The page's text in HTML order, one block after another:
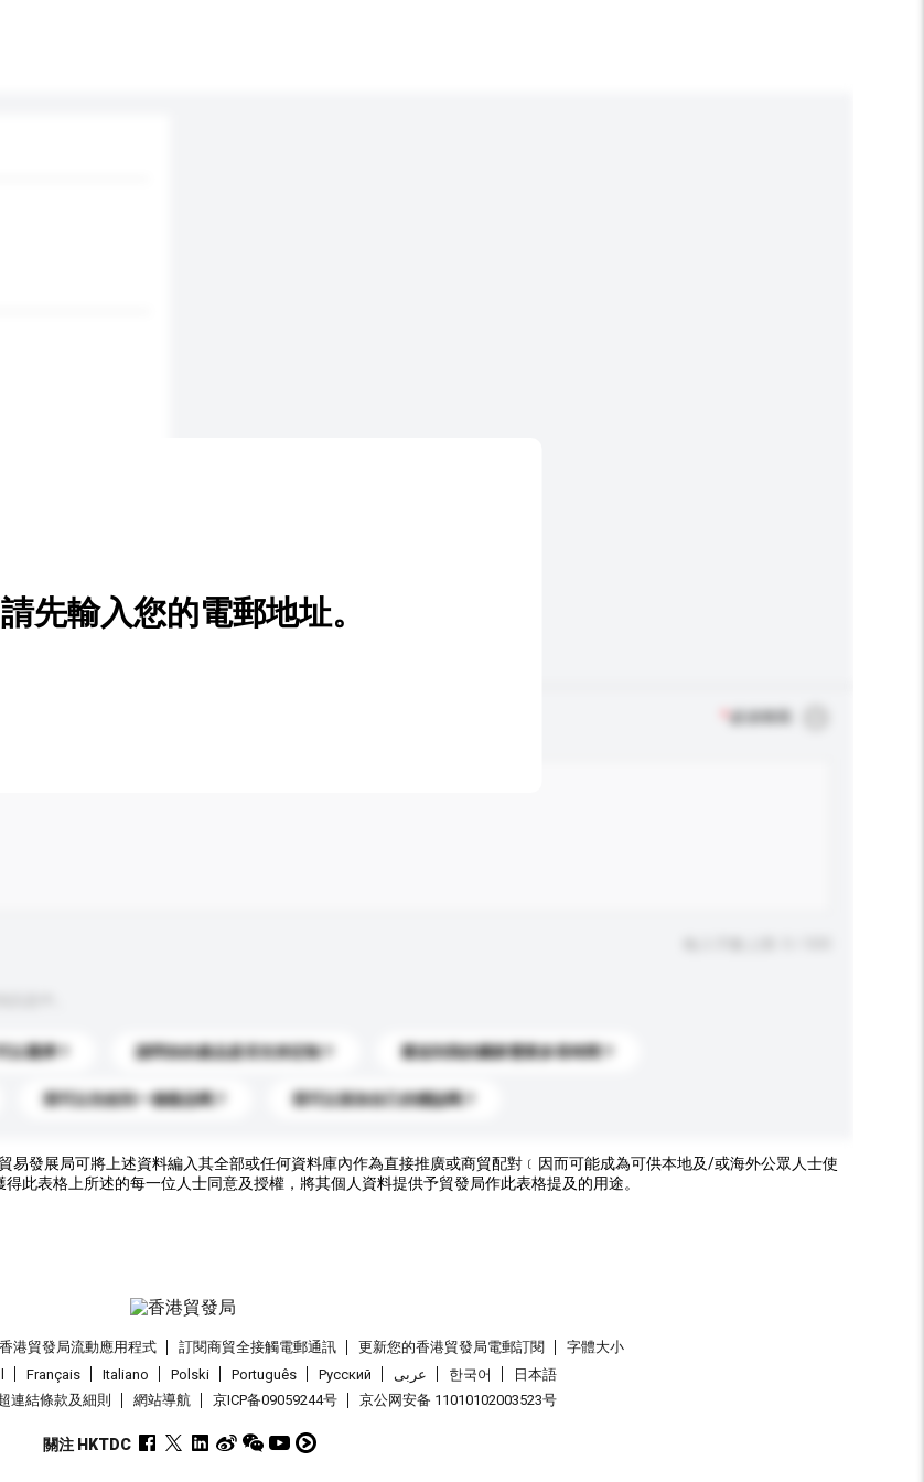
/刪除選項
以選擇？ 請問你的產品是否支持定制？ 運送到我的國家需要多長時間？
我可以先收到一個樣品嗎？ 我可以添加自己的標誌嗎？
請先輸入您的電郵地址。
易發展局可將上述資料編入其全部或任何資料庫內作為直接推廣或商貿配對﹝因而可能成為可供本地及/或海外公眾人士使
此表格上所述的每一位人士同意及授權，將其個人資料提供予貿發局作此表格提及的用途。
香港貿發局流動應用程式 訂閱商貿全接觸電郵通訊 更新您的香港貿發局電郵訂閱
字體大小
Français Italiano Polski Português Pусский عربى 한국어
日本語
連結條款及細則 網站導航 京ICP备09059244号 京公网安备 11010102003523号
關注 HKTDC